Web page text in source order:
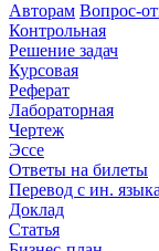
Авторам Вопрос-
Контрольная
Решение задач
Курсовая
Реферат
Лабораторная
Чертеж
Эссе
Ответы на билеты
Перевод с ин. языка
Доклад
Статья